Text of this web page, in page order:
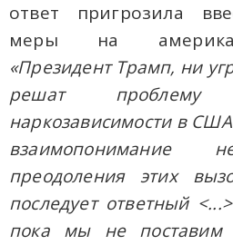
ответ пригрозила
меры на
«Президент Трамп, ни
решат
наркозависимости в
взаимопонимание
преодоления этих
последует ответный
пока мы не поставим